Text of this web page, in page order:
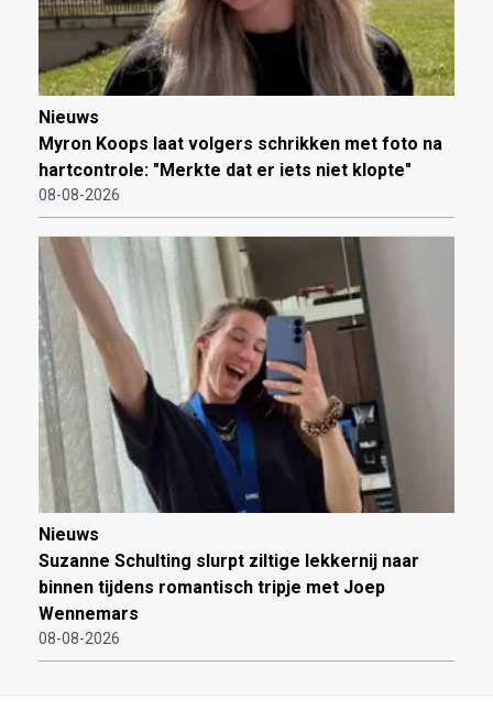
Nieuws
Myron Koops laat volgers schrikken met foto na
hartcontrole: "Merkte dat er iets niet klopte"
08-08-2026
Nieuws
Suzanne Schulting slurpt ziltige lekkernij naar
binnen tijdens romantisch tripje met Joep
Wennemars
08-08-2026